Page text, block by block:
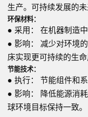
生产。可持续发展的未
环保材料：
● 采用：
在机器制造
● 影响： 减少对环境
床实现更可持续的生命
节能技术：
● 执行：
节能组件和系
● 影响：
降低能源消
球环境目标保持一致。